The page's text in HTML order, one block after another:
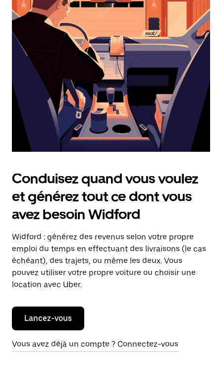
sélectionner
une
date.
Appuyez
sur
touche
pour
fermer
le
calendrier.
Conduisez quand vous voulez
et générez tout ce dont vous
avez besoin Widford
Widford : générez des revenus selon votre propre
emploi du temps en effectuant des livraisons (le cas
échéant), des trajets, ou même les deux. Vous
pouvez utiliser votre propre voiture ou choisir une
location avec Uber.
Lancez-vous
Vous avez déjà un compte ? Connectez-vous